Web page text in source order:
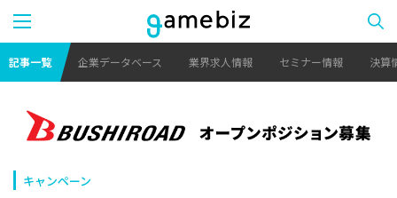
記事一覧 企業データベース 業界求人情報 セミナー情報 決算
キャンペーン